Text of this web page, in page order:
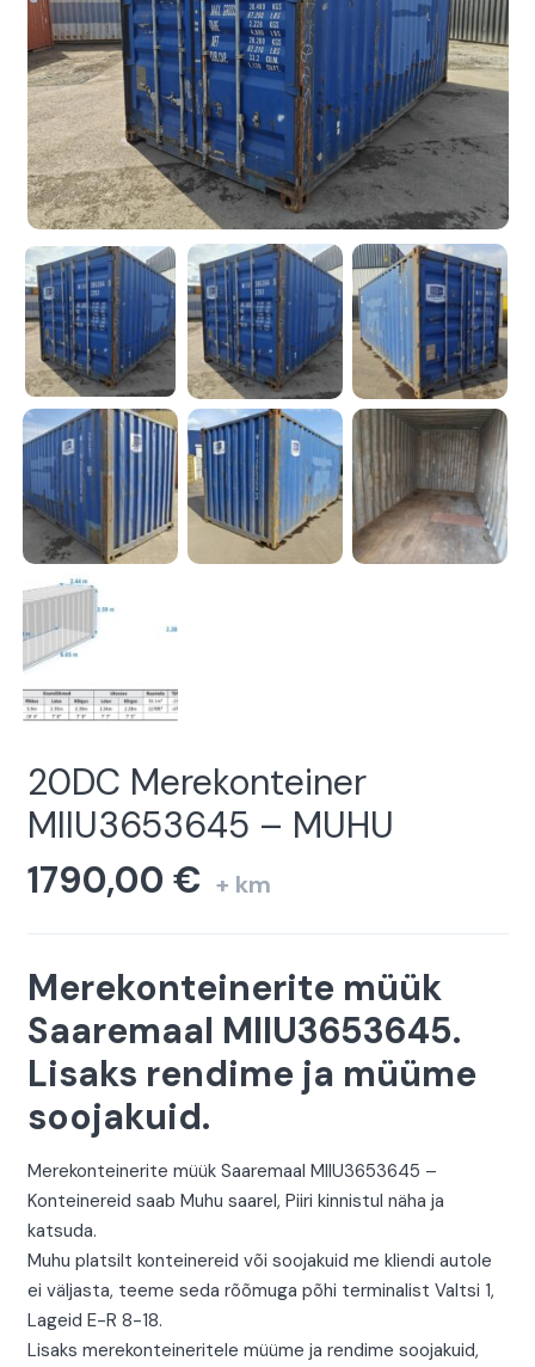
20DC Merekonteiner
MIIU3653645 – MUHU
1790,00 € + km
Merekonteinerite müük
Saaremaal MIIU3653645.
Lisaks rendime ja müüme
soojakuid.
Merekonteinerite müük Saaremaal MIIU3653645 –
Konteinereid saab Muhu saarel, Piiri kinnistul näha ja
katsuda.
Muhu platsilt konteinereid või soojakuid me kliendi autole
ei väljasta, teeme seda rõõmuga põhi terminalist Valtsi 1,
Lageid E-R 8-18.
Lisaks merekonteineritele müüme ja rendime soojakuid,